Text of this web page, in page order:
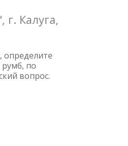
Калуга,
определите
по
вопрос.